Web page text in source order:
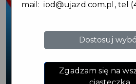
1 sierpnia o godz.
mail:iod@ujazd.com.pl , tel
Dostosuj
Zgadzam się na
ciasteczka